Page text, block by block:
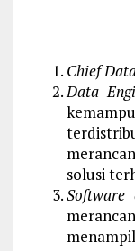
Chief
Data
solusi
Software